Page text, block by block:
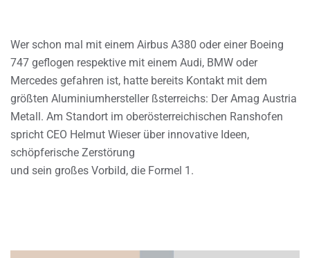
Wer schon mal mit einem Airbus A380 oder einer Boeing
747 geflogen respektive mit einem Audi, BMW oder
Mercedes gefahren ist, hatte bereits Kontakt mit dem
größten Aluminiumhersteller ßsterreichs: Der Amag Austria
Metall. Am Standort im oberösterreichischen Ranshofen
spricht CEO Helmut Wieser über innovative Ideen,
schöpferische Zerstörung
und sein großes Vorbild, die Formel 1.